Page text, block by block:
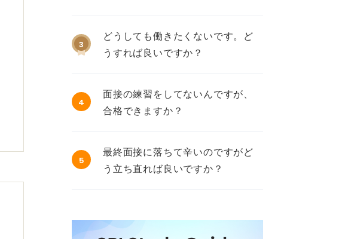
3
どうしても働きたくないです。ど
うすれば良いですか？
4
面接の練習をしてないんですが、
合格できますか？
5
最終面接に落ちて辛いのですがど
う立ち直れば良いですか？